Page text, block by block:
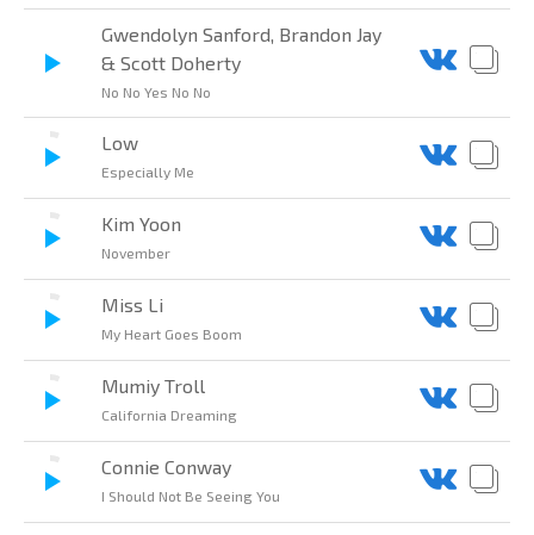
Gwendolyn Sanford, Brandon Jay
& Scott Doherty
No No Yes No No
Low
Especially Me
Kim Yoon
November
Miss Li
My Heart Goes Boom
Mumiy Troll
California Dreaming
Connie Conway
I Should Not Be Seeing You